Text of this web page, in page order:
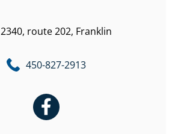
2340, route 202, Franklin
450-827-2913
F
a